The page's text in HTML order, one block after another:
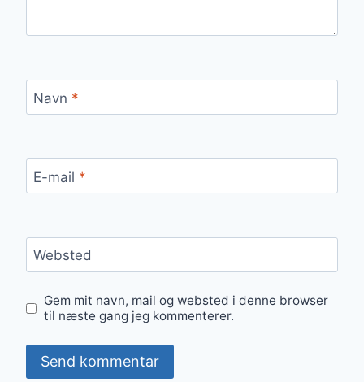
Navn *
E-mail *
Websted
Gem mit navn, mail og websted i denne browser
til næste gang jeg kommenterer.